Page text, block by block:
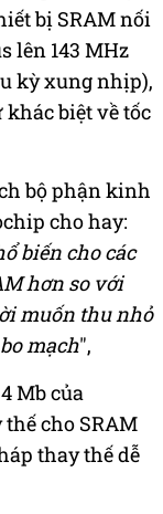
bị SRAM nối
lên 143 MHz
kỳ xung nhịp),
biệt về tốc
bộ phận kinh
cho hay:
biến cho các
hơn so với
muốn thu nhỏ
mạch",
Mb của
cho SRAM
thay thế dễ